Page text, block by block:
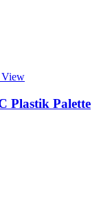
Plastik Palette